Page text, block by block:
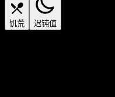
饥荒 迟钝值